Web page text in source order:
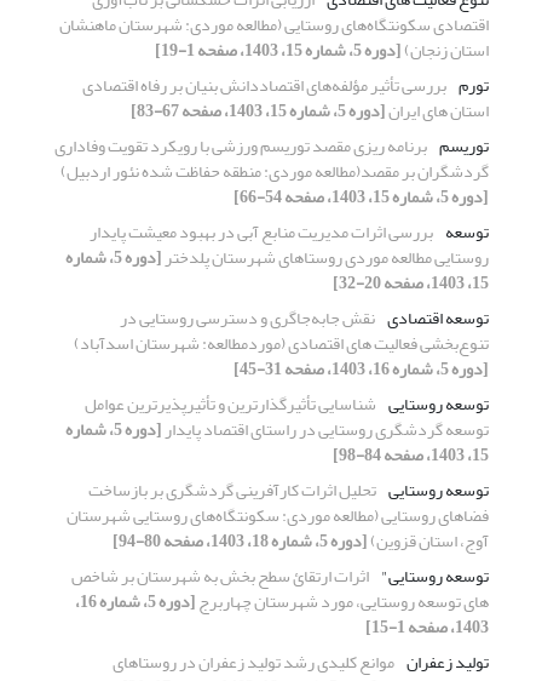
اقتصادی سکونتگاه‌‌های روستایی (مطالعه موردی: شهرستان ماهنشان
استان زنجان)[دوره 5، شماره 15، 1403، صفحه 1-19]
تورم بررسی تأثیر مؤلفه‌های اقتصاددانش بنیان بر رفاه اقتصادی
استان های ایران[دوره 5، شماره 15، 1403، صفحه 67-83]
توریسم برنامه ریزی مقصد توریسم ورزشی با رویکرد تقویت وفاداری
گردشگران بر مقصد(مطالعه موردی: منطقه حفاظت شده نئور اردبیل)
[دوره 5، شماره 15، 1403، صفحه 54-66]
توسعه بررسی اثرات مدیریت منابع آبی در بهبود معیشت پایدار
روستایی مطالعه موردی روستاهای شهرستان پلدختر [دوره 5، شماره
15، 1403، صفحه 20-32]
توسعه اقتصادی نقش جابه‌جاگری و دسترسی روستایی در
تنوع‌بخشی فعالیت های اقتصادی (موردمطالعه: شهرستان اسدآباد)
[دوره 5، شماره 16، 1403، صفحه 31-45]
توسعه روستایی شناسایی تأثیرگذارترین و تأثیرپذیرترین عوامل
توسعه گردشگری روستایی در راستای اقتصاد پایدار [دوره 5، شماره
15، 1403، صفحه 84-98]
توسعه روستایی تحلیل اثرات کارآفرینی گردشگری بر بازساخت
فضاهای روستایی (مطالعه موردی: سکونتگاه‌های روستایی شهرستان
آوج، استان قزوین)[دوره 5، شماره 18، 1403، صفحه 80-94]
توسعه روستایی" اثرات ارتقائ سطح بخش به شهرستان بر شاخص
های توسعه روستایی، مورد شهرستان چهاربرج [دوره 5، شماره 16،
1403، صفحه 1-15]
تولید زعفران موانع کلیدی رشد تولید زعفران در روستاهای